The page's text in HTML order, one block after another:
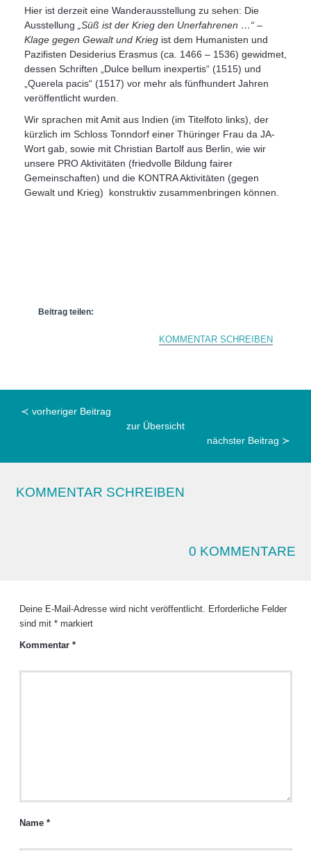
Hier ist derzeit eine Wanderausstellung zu sehen: Die
Ausstellung „Süß ist der Krieg den Unerfahrenen …“ –
Klage gegen Gewalt und Krieg ist dem Humanisten und
Pazifisten Desiderius Erasmus (ca. 1466 – 1536) gewidmet,
dessen Schriften „Dulce bellum inexpertis“ (1515) und
„Querela pacis“ (1517) vor mehr als fünfhundert Jahren
veröffentlicht wurden.
Wir sprachen mit Amit aus Indien (im Titelfoto links), der
kürzlich im Schloss Tonndorf einer Thüringer Frau da JA-
Wort gab, sowie mit Christian Bartolf aus Berlin, wie wir
unsere PRO Aktivitäten (friedvolle Bildung fairer
Gemeinschaften) und die KONTRA Aktivitäten (gegen
Gewalt und Krieg) konstruktiv zusammenbringen können.
Beitrag teilen:
KOMMENTAR SCHREIBEN
≺ vorheriger Beitrag
zur Übersicht
nächster Beitrag ≻
KOMMENTAR SCHREIBEN
0 KOMMENTARE
Deine E-Mail-Adresse wird nicht veröffentlicht. Erforderliche Felder
sind mit *markiert
Kommentar *
Name *